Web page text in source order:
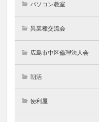
パソコン教室
異業種交流会
広島市中区倫理法人会
朝活
便利屋